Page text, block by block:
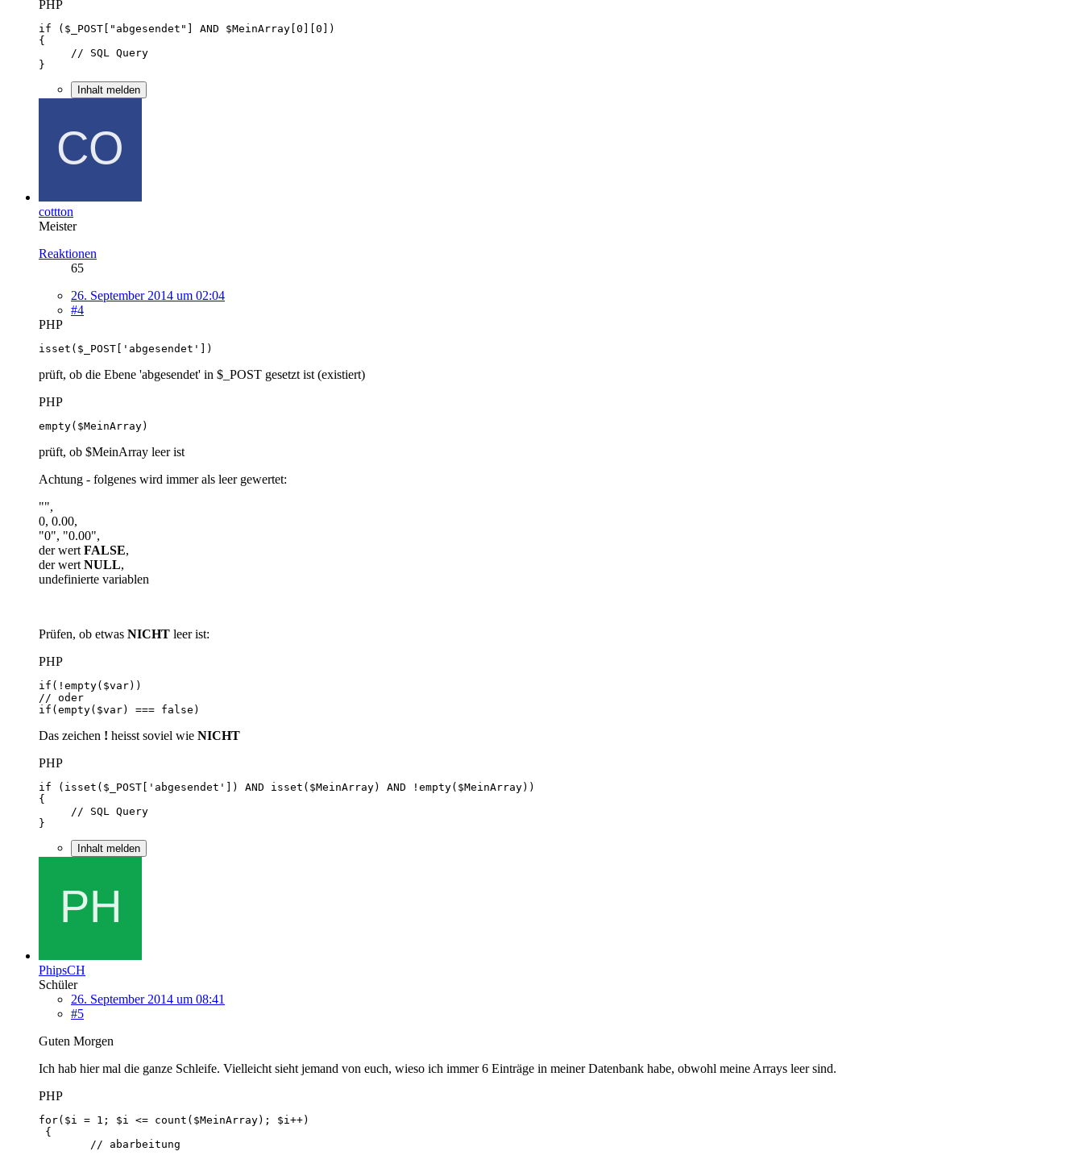
PHP
}
Inhalt melden
cottton
Meister
Reaktionen
65
26. September 2014 um 02:04
#4
PHP
isset($_POST['abgesendet'])
prüft, ob die Ebene 'abgesendet' in $_POST gesetzt ist (existiert)
PHP
empty($MeinArray)
prüft, ob $MeinArray leer ist
Achtung - folgenes wird immer als leer gewertet:
"",
0, 0.00,
"0", "0.00",
der wert FALSE,
der wert NULL,
undefinierte variablen
Prüfen, ob etwas NICHT leer ist:
PHP
if(empty($var) === false)
Das zeichen ! heisst soviel wie NICHT
PHP
}
Inhalt melden
PhipsCH
Schüler
26. September 2014 um 08:41
#5
Guten Morgen
Ich hab hier mal die ganze Schleife. Vielleicht sieht jemand von euch, wieso ich immer 6 Einträge in meiner Datenbank habe, obwohl meine Arrays leer sind.
PHP